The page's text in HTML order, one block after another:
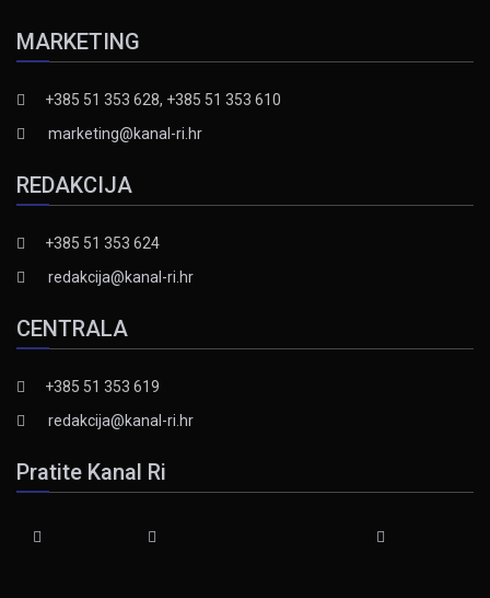
MARKETING
+385 51 353 628, +385 51 353 610
marketing@kanal-ri.hr
REDAKCIJA
+385 51 353 624
redakcija@kanal-ri.hr
CENTRALA
+385 51 353 619
redakcija@kanal-ri.hr
Pratite Kanal Ri